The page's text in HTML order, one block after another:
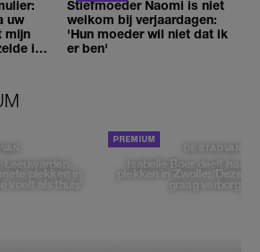
uw
mijn
ik
Stiefmoeder Naomi is niet
welkom bij verjaardagen:
'Hun moeder wil niet dat ik
er ben'
plekken in
voelt als thuis'
DE STAD VAN
Isabelle Boer deelt haar
plekken in Zwolle: 'Deze
graag verborgen'